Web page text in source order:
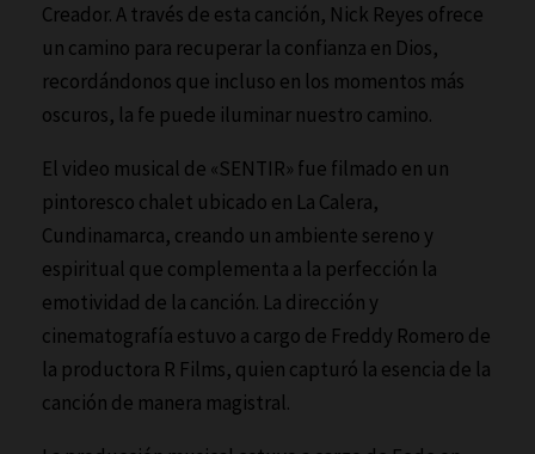
Creador. A través de esta canción, Nick Reyes ofrece
un camino para recuperar la confianza en Dios,
recordándonos que incluso en los momentos más
oscuros, la fe puede iluminar nuestro camino.
El video musical de «SENTIR» fue filmado en un
pintoresco chalet ubicado en La Calera,
Cundinamarca, creando un ambiente sereno y
espiritual que complementa a la perfección la
emotividad de la canción. La dirección y
cinematografía estuvo a cargo de Freddy Romero de
la productora R Films, quien capturó la esencia de la
canción de manera magistral.